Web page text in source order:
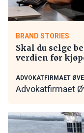
BRAND STORIES
Skal du selge
verdien før
ADVOKATFIRMAET
Advokatfirmaet